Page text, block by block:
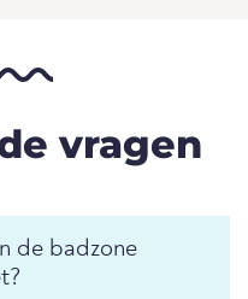
vragen
de badzone